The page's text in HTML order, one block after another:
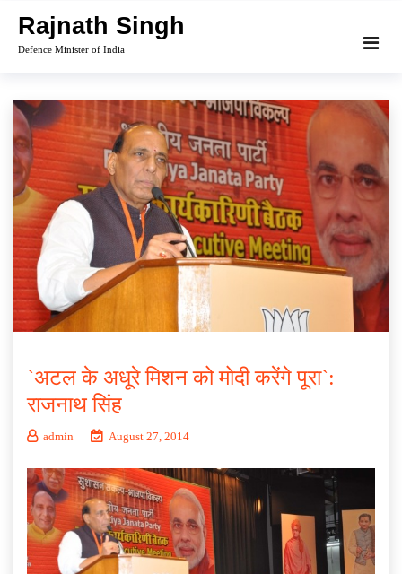
content
Rajnath Singh
Defence Minister of India
`अटल के अधूरे मिशन को मोदी करेंगे पूरा`:
राजनाथ सिंह
admin August 27, 2014